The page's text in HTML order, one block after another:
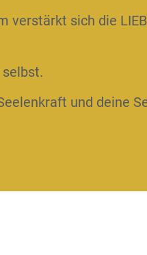
sich die
und deine